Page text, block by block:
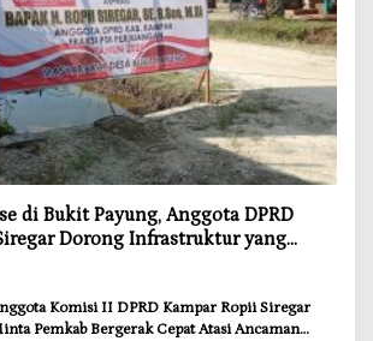
di Bukit Payung, Anggota DPRD
Dorong Infrastruktur yang
Dasar
Komisi II DPRD Kampar Ropii Siregar
Pemkab Bergerak Cepat Atasi Ancaman